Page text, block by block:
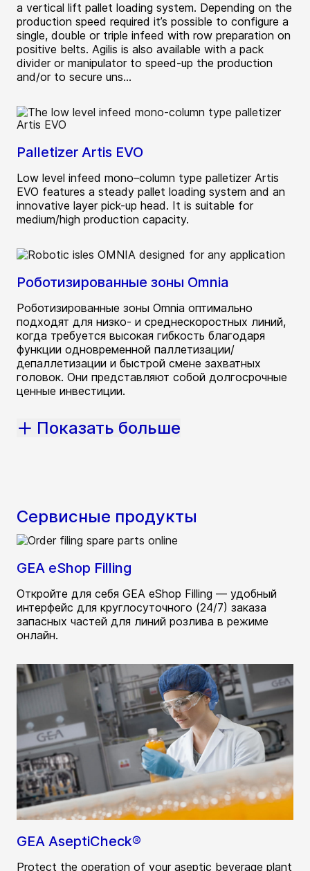
a vertical lift pallet loading system. Depending on the
production speed required it’s possible to configure a
single, double or triple infeed with row preparation on
positive belts. Agilis is also available with a pack
divider or manipulator to speed-up the production
and/or to secure uns...
Palletizer Artis EVO
Low level infeed mono–column type palletizer Artis
EVO features a steady pallet loading system and an
innovative layer pick-up head. It is suitable for
medium/high production capacity.
Роботизированные зоны Omnia
Роботизированные зоны Omnia оптимально
подходят для низко- и среднескоростных линий,
когда требуется высокая гибкость благодаря
функции одновременной паллетизации/
депаллетизации и быстрой смене захватных
головок. Они представляют собой долгосрочные
ценные инвестиции.
Показать больше
Сервисные продукты
GEA eShop Filling
Откройте для себя GEA eShop Filling — удобный
интерфейс для круглосуточного (24/7) заказа
запасных частей для линий розлива в режиме
онлайн.
GEA AseptiCheck®
Protect the operation of your aseptic beverage plant